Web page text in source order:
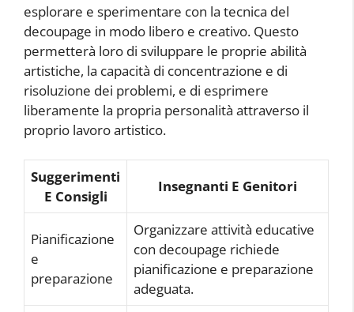
esplorare e sperimentare con la tecnica del
decoupage in modo libero e creativo. Questo
permetterà loro di sviluppare le proprie abilità
artistiche, la capacità di concentrazione e di
risoluzione dei problemi, e di esprimere
liberamente la propria personalità attraverso il
proprio lavoro artistico.
Suggerimenti
E Consigli
Insegnanti E Genitori
Pianificazione
e
preparazione
Organizzare attività educative
con decoupage richiede
pianificazione e preparazione
adeguata.